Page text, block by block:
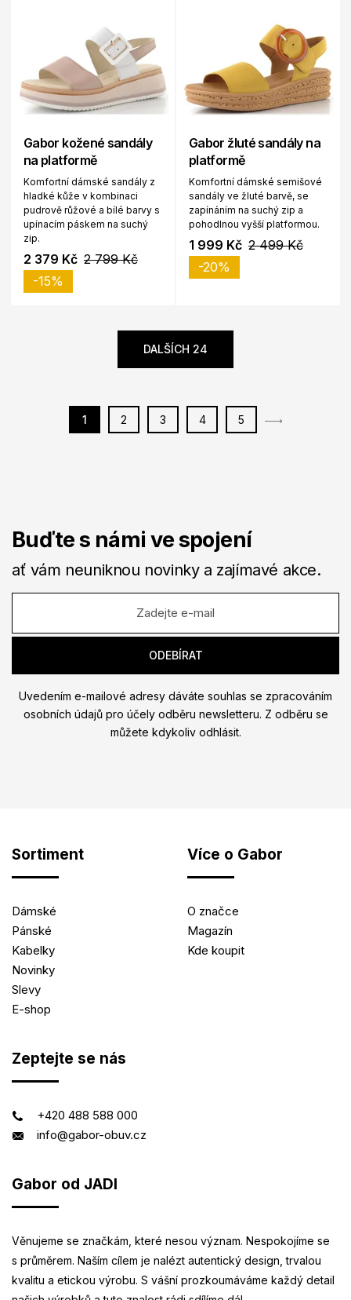
Gabor kožené sandály
na platformě
Komfortní dámské sandály z
hladké kůže v kombinaci
pudrově růžové a bílé barvy s
upínacím páskem na suchý
zip.
2 379 Kč 2 799 Kč
-15%
Gabor žluté sandály na
platformě
Komfortní dámské semišové
sandály ve žluté barvě, se
zapínáním na suchý zip a
pohodlnou vyšší platformou.
1 999 Kč 2 499 Kč
-20%
1 2 3 4 5
DALŠÍCH 24
Buďte s námi ve spojení
ať vám neuniknou novinky a zajímavé akce.
Uvedením e-mailové adresy dáváte souhlas se zpracováním
osobních údajů pro účely odběru newsletteru. Z odběru se
můžete kdykoliv odhlásit.
Sortiment
Dámské
Pánské
Kabelky
Novinky
Slevy
E-shop
Více o Gabor
O značce
Magazín
Kde koupit
Zeptejte se nás
+420 488 588 000
info@gabor-obuv.cz
Gabor od JADI
Věnujeme se značkám, které nesou význam. Nespokojíme se
s průměrem. Naším cílem je nalézt autentický design, trvalou
kvalitu a etickou výrobu. S vášní prozkoumáváme každý detail